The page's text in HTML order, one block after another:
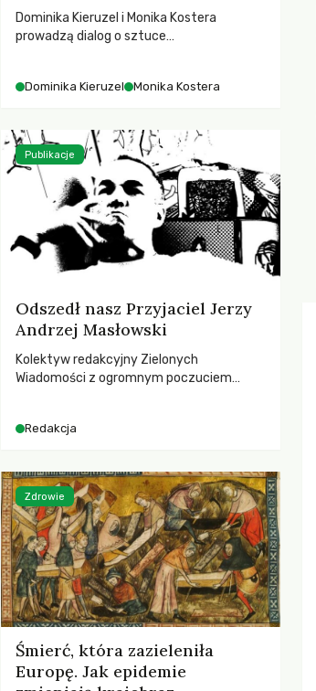
Dominika Kieruzel i Monika Kostera
prowadzą dialog o sztuce
wrażliwość, odczuwanie przestrzeni oraz
Dominika Kieruzel Monika Kostera
Odszedł nasz Przyjaciel Jerzy
Andrzej Masłowski
Kolektyw redakcyjny Zielonych
Wiadomości z ogromnym poczuciem
kochanego Opiekuna, Mecenasa i Mentora.
Redakcja
Publikacje
Śmierć, która zazieleniła
Europę. Jak epidemie
Zdrowie